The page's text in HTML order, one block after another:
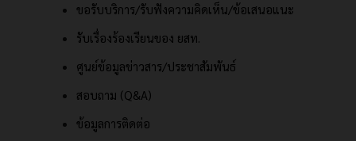
ขอรับบริการ/รับฟังความคิดเห็น/ข้อเสนอแนะ
รับเรื่องร้องเรียนของ ยสท.
ศูนย์ข้อมูลข่าวสาร/ประชาสัมพันธ์
สอบถาม (Q&A)
ข้อมูลการติดต่อ